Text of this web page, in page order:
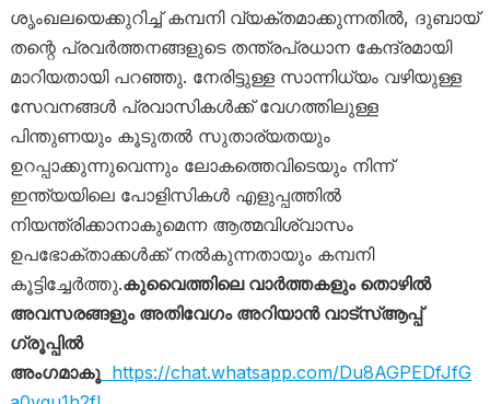
ശൃംഖലയെക്കുറിച്ച് കമ്പനി വ്യക്തമാക്കുന്നതിൽ, ദുബായ്
തന്റെ പ്രവർത്തനങ്ങളുടെ തന്ത്രപ്രധാന കേന്ദ്രമായി
മാറിയതായി പറഞ്ഞു. നേരിട്ടുള്ള സാന്നിധ്യം വഴിയുള്ള
സേവനങ്ങൾ പ്രവാസികൾക്ക് വേഗത്തിലുള്ള
പിന്തുണയും കൂടുതൽ സുതാര്യതയും
ഉറപ്പാക്കുന്നുവെന്നും ലോകത്തെവിടെയും നിന്ന്
ഇന്ത്യയിലെ പോളിസികൾ എളുപ്പത്തിൽ
നിയന്ത്രിക്കാനാകുമെന്ന ആത്മവിശ്വാസം
ഉപഭോക്താക്കൾക്ക് നൽകുന്നതായും കമ്പനി
കൂട്ടിച്ചേർത്തു.കുവൈത്തിലെ വാർത്തകളും തൊഴിൽ
അവസരങ്ങളും അതിവേഗം അറിയാൻ വാട്സ്ആപ്പ്
ഗ്രൂപ്പിൽ
അംഗമാകൂhttps://chat.whatsapp.com/Du8AGPEDfJfG